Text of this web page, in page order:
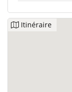
Itinéraire